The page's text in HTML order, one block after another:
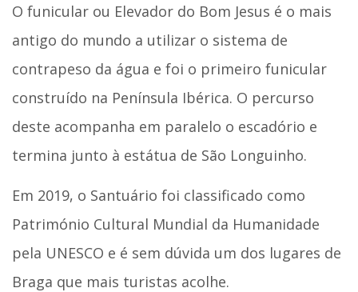
O funicular ou Elevador do Bom Jesus é o mais
antigo do mundo a utilizar o sistema de
contrapeso da água e foi o primeiro funicular
construído na Península Ibérica. O percurso
deste acompanha em paralelo o escadório e
termina junto à estátua de São Longuinho.
Em 2019, o Santuário foi classificado como
Património Cultural Mundial da Humanidade
pela UNESCO e é sem dúvida um dos lugares de
Braga que mais turistas acolhe.